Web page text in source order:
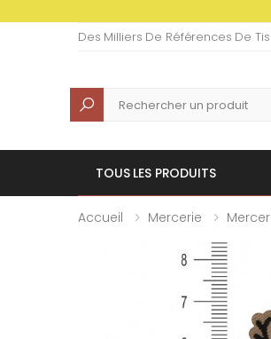
Des Milliers De Références De
Recherche
TOUS LES PRODUITS
Accueil Mercerie